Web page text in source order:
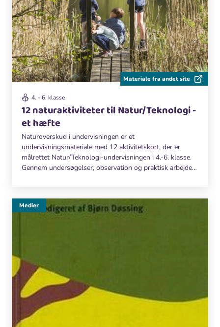
Materiale fra andet site
4. - 6. klasse
12 naturaktiviteter til Natur/Teknologi -
et hæfte
Naturoverskud i undervisningen er et
undervisningsmateriale med 12 aktivitetskort, der er
målrettet Natur/Teknologi-undervisningen i 4.-6. klasse.
Gennem undersøgelser, observation og praktisk arbejde
Medier